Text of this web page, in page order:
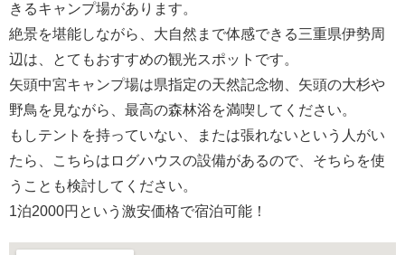
きるキャンプ場があります。
絶景を堪能しながら、大自然まで体感できる三重県伊勢周
辺は、とてもおすすめの観光スポットです。
矢頭中宮キャンプ場は県指定の天然記念物、矢頭の大杉や
野鳥を見ながら、最高の森林浴を満喫してください。
もしテントを持っていない、または張れないという人がい
たら、こちらはログハウスの設備があるので、そちらを使
うことも検討してください。
1泊2000円という激安価格で宿泊可能！